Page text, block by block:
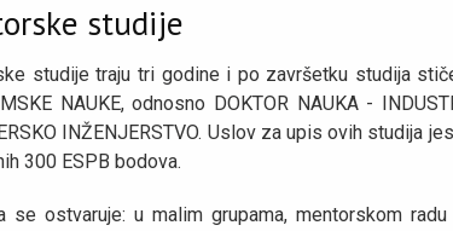
studije
studije traju tri godine i po završetku studija
NAUKE, odnosno DOKTOR NAUKA -
INŽENJERSTVO. Uslov za upis ovih studija
300 ESPB bodova.
se ostvaruje: u malim grupama, mentorskom